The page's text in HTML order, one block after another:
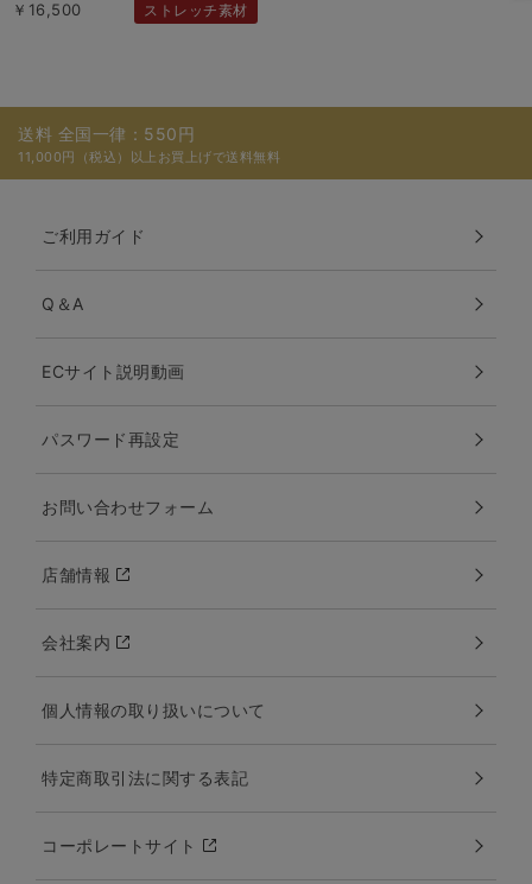
￥16,500 ストレッチ素材
送料 全国一律：550円
11,000円（税込）以上お買上げで送料無料
ご利用ガイド
Q＆A
ECサイト説明動画
パスワード再設定
お問い合わせフォーム
店舗情報
会社案内
個人情報の取り扱いについて
特定商取引法に関する表記
コーポレートサイト